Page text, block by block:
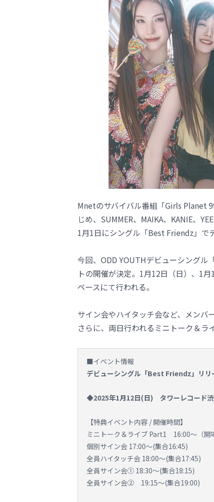
Mnetのサバイバル番組「Girls Planet
じめ、SUMMER、MAIKA、KANIE、
1月1日にシングル「Best Friendz」で
今回、ODD YOUTHデビューシング
トの開催が決定。1月12日（日）、1
ペースにて行われる。
サイン会やハイタッチ会など、メンバ
さらに、両日行われるミニトーク＆ラ
■イベント情報
デビューシングル「Best Friendz」リリ
◆2025年1月12日(日) タワーレコード渋
【特典イベント内容 / 開催時間】
ミニトーク＆ライブ Part1 16:00～（開
個別サイン会 17:00～(集合16:45)
全員ハイタッチ会 18:00～(集合17:45)
全員サイン会① 18:30～(集合18:15)
全員サイン会② 19:15～(集合19:00)